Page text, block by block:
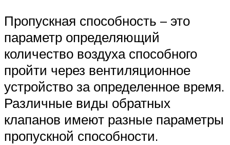
Пропускная способность – это
параметр определяющий
количество воздуха способного
пройти через вентиляционное
устройство за определенное время.
Различные виды обратных
клапанов имеют разные параметры
пропускной способности.